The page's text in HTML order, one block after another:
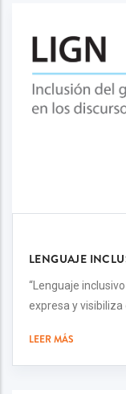
LENGUAJE
“Lenguaje
expresa y
LEER MÁS